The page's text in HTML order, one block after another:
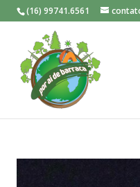
(16) 99741.6561